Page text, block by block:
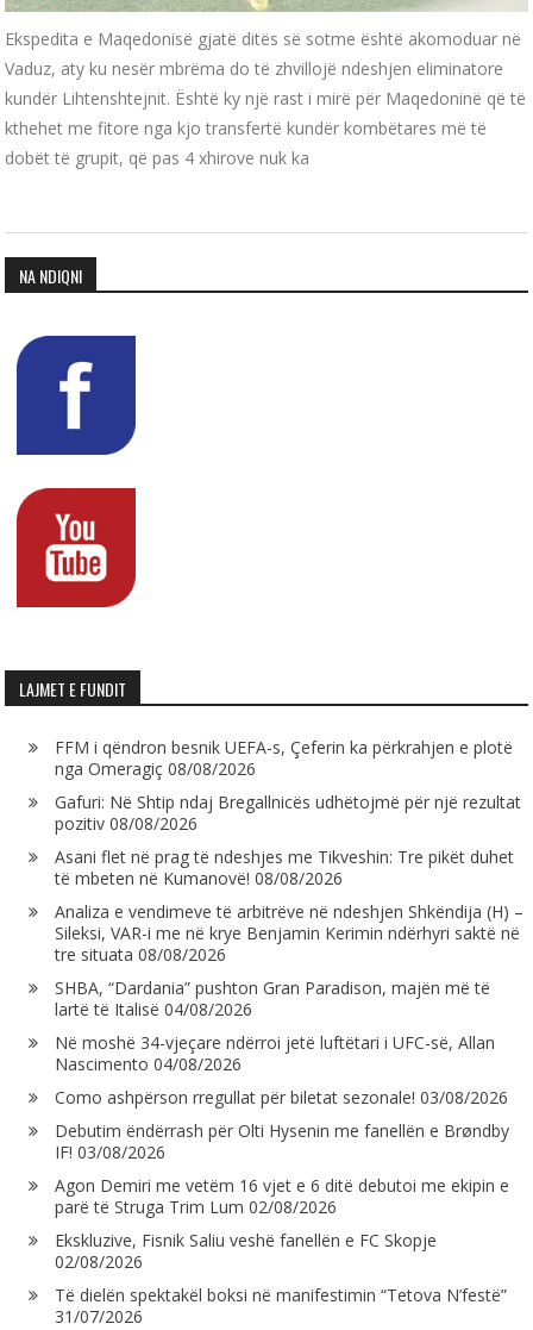
Ekspedita e Maqedonisë gjatë ditës së sotme është akomoduar në
Vaduz, aty ku nesër mbrëma do të zhvillojë ndeshjen eliminatore
kundër Lihtenshtejnit. Është ky një rast i mirë për Maqedoninë që të
kthehet me fitore nga kjo transfertë kundër kombëtares më të
dobët të grupit, që pas 4 xhirove nuk ka
NA NDIQNI
LAJMET E FUNDIT
FFM i qëndron besnik UEFA-s, Çeferin ka përkrahjen e plotë
nga Omeragiç 08/08/2026
Gafuri: Në Shtip ndaj Bregallnicës udhëtojmë për një rezultat
pozitiv 08/08/2026
Asani flet në prag të ndeshjes me Tikveshin: Tre pikët duhet
të mbeten në Kumanovë! 08/08/2026
Analiza e vendimeve të arbitrëve në ndeshjen Shkëndija (H) –
Sileksi, VAR-i me në krye Benjamin Kerimin ndërhyri saktë në
tre situata 08/08/2026
SHBA, “Dardania” pushton Gran Paradison, majën më të
lartë të Italisë 04/08/2026
Në moshë 34-vjeçare ndërroi jetë luftëtari i UFC-së, Allan
Nascimento 04/08/2026
Como ashpërson rregullat për biletat sezonale! 03/08/2026
Debutim ëndërrash për Olti Hysenin me fanellën e Brøndby
IF! 03/08/2026
Agon Demiri me vetëm 16 vjet e 6 ditë debutoi me ekipin e
parë të Struga Trim Lum 02/08/2026
Ekskluzive, Fisnik Saliu veshë fanellën e FC Skopje
02/08/2026
Të dielën spektakël boksi në manifestimin “Tetova N’festë”
31/07/2026